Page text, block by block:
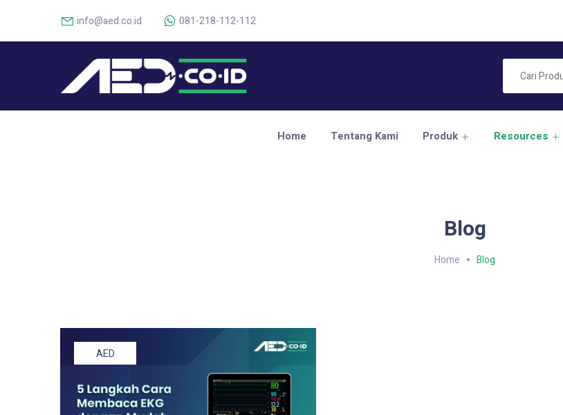
info@aed.co.id 081-218-112-112
Home Tentang Kami Produk Resources
Blog
Home Blog
AED